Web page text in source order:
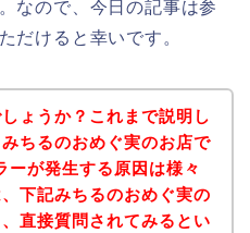
なので、今日の記事は参
だけると幸いです。
ょうか？これまで説明し
ちるのおめぐ実のお店で
ーが発生する原因は様々
下記みちるのおめぐ実の
直接質問されてみるとい